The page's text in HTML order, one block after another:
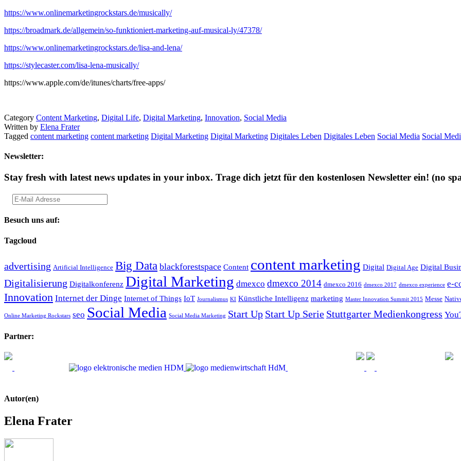
https://www.onlinemarketingrockstars.de/musically/
https://broadmark.de/allgemein/so-funktioniert-marketing-auf-musical-ly/47378/
https://www.onlinemarketingrockstars.de/lisa-and-lena/
https://stylecaster.com/lisa-lena-musically/
https://www.apple.com/de/itunes/charts/free-apps/
Category Content Marketing, Digital Life, Digital Marketing, Innovation, Social Media
Written by Elena Frater
Tagged content marketing content marketing Digital Marketing Digital Marketing Digitales Leben Digitales Leben Social Media Social
Newsletter:
Stay fresh with latest news updates in your inbox. Trage dich jetzt für den kostenlosen Newsletter ein! (no
Besuch uns auf:
Tagcloud
advertising Artificial Intelligence Big Data blackforestspace Content content marketing Digital Digital Age Digital
Digitalisierung Digitalkonferenz Digital Marketing dmexco dmexco 2014 dmexco 2016 dmexco 2017 dmexco experience e-
Innovation Internet der Dinge Internet of Things IoT Journalismus KI Künstliche Intelligenz marketing Master Innovation Summit 2015 Messe
Online Marketing Rockstars seo Social Media Social Media Marketing Start Up Start Up Serie Stuttgarter Medienkongress
Partner:
Autor(en)
Elena Frater